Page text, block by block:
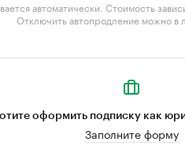
автоматически. Стоимость
Отключить автопродление можно в
оформить подписку как
Заполните форму